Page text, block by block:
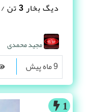
دیگ بخار 3 تن / آذر استیل فن آوران
مجید محمدی
9 ماه پیش
1